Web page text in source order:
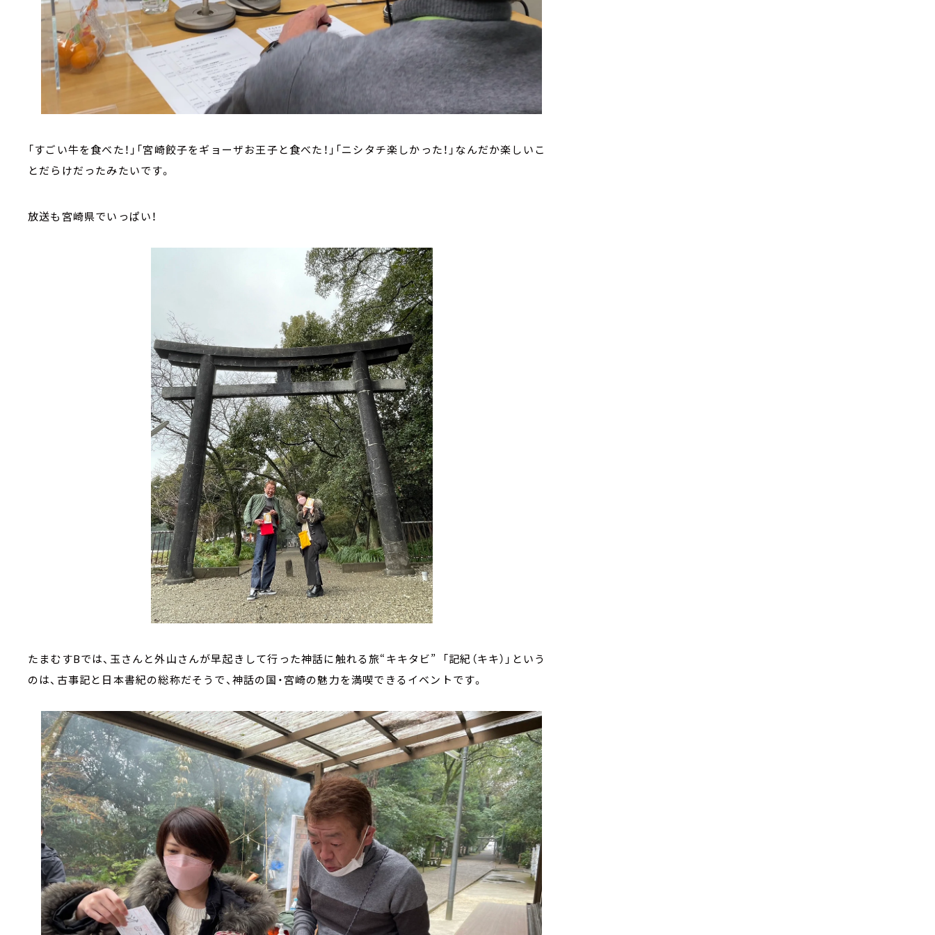
「すごい牛を食べた！」「宮崎餃子をギョーザお王子と食べた！」「ニシタチ楽しかった！」なんだか楽しいこ
とだらけだったみたいです。
放送も宮崎県でいっぱい！
たまむすBでは、玉さんと外山さんが早起きして行った神話に触れる旅“キキタビ” 「記紀（キキ）」という
のは、古事記と日本書紀の総称だそうで、神話の国・宮崎の魅力を満喫できるイベントです。